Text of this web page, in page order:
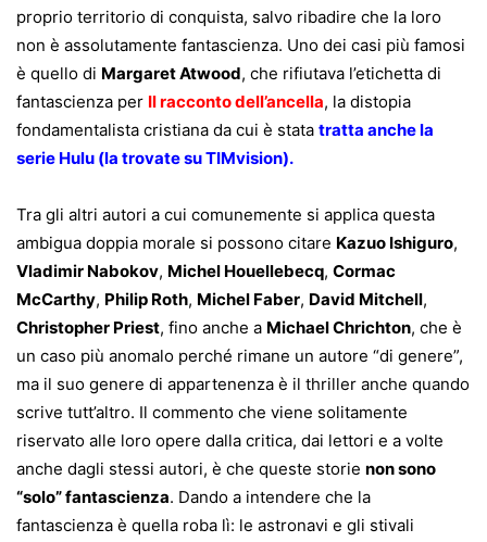
proprio territorio di conquista, salvo ribadire che la loro
non è assolutamente fantascienza. Uno dei casi più famosi
è quello di Margaret Atwood, che rifiutava l’etichetta di
fantascienza per Il racconto dell’ancella, la distopia
fondamentalista cristiana da cui è stata tratta anche la
serie Hulu (la trovate su TIMvision).
Tra gli altri autori a cui comunemente si applica questa
ambigua doppia morale si possono citare Kazuo Ishiguro,
Vladimir Nabokov, Michel Houellebecq, Cormac
McCarthy, Philip Roth, Michel Faber, David Mitchell,
Christopher Priest, fino anche a Michael Chrichton, che è
un caso più anomalo perché rimane un autore “di genere”,
ma il suo genere di appartenenza è il thriller anche quando
scrive tutt’altro. Il commento che viene solitamente
riservato alle loro opere dalla critica, dai lettori e a volte
anche dagli stessi autori, è che queste storie non sono
“solo” fantascienza. Dando a intendere che la
fantascienza è quella roba lì: le astronavi e gli stivali